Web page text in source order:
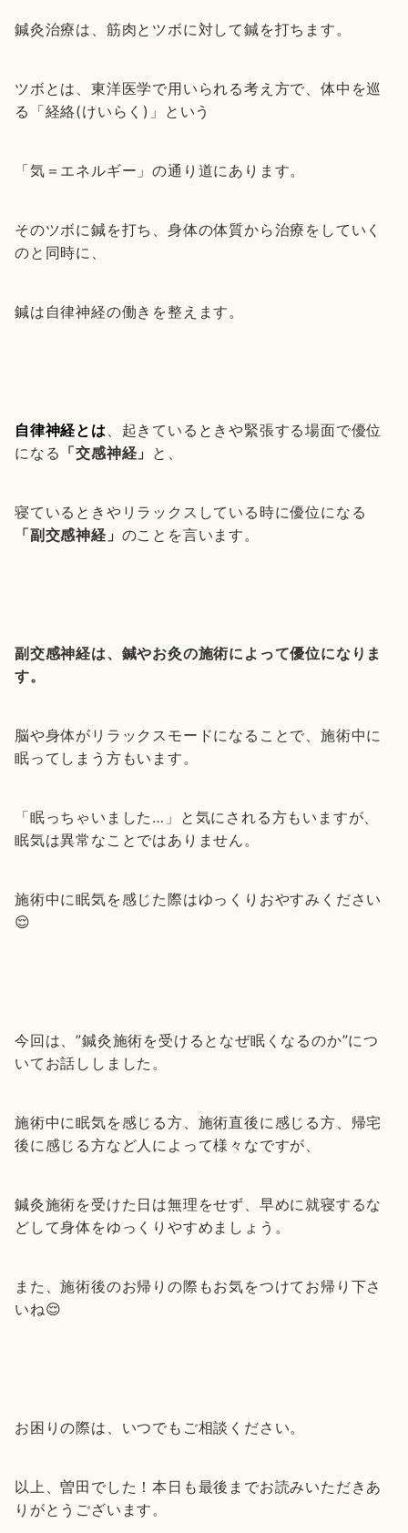
鍼灸治療は、筋肉とツボに対して鍼を打ちます。
ツボとは、東洋医学で用いられる考え方で、体中を巡
る「経絡(けいらく)」という
「気＝エネルギー」の通り道にあります。
そのツボに鍼を打ち、身体の体質から治療をしていく
のと同時に、
鍼は自律神経の働きを整えます。
自律神経とは、起きているときや緊張する場面で優位
になる 「交感神経」 と、
寝ているときやリラックスしている時に優位になる
「副交感神経」 のことを言います。
副交感神経は、鍼やお灸の施術によって優位になりま
す。
脳や身体がリラックスモードになることで、施術中に
眠ってしまう方もいます。
「眠っちゃいました…」と気にされる方もいますが、
眠気は異常なことではありません。
施術中に眠気を感じた際はゆっくりおやすみください
😌
今回は、”鍼灸施術を受けるとなぜ眠くなるのか”につ
いてお話ししました。
施術中に眠気を感じる方、施術直後に感じる方、帰宅
後に感じる方など人によって様々なですが、
鍼灸施術を受けた日は無理をせず、早めに就寝するな
どして身体をゆっくりやすめましょう。
また、施術後のお帰りの際もお気をつけてお帰り下さ
いね😌
お困りの際は、いつでもご相談ください。
以上、曽田でした！本日も最後までお読みいただきあ
りがとうございます。